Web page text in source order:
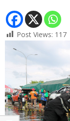
Post Views: 117